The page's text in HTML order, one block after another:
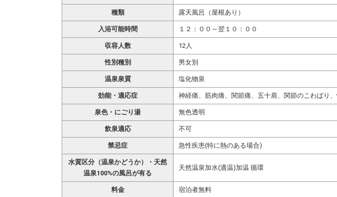
種類 露天風呂（屋根あり）
入浴可能時間 １２：００～翌１０：００
収容人数 12人
性別種別 男女別
温泉泉質 塩化物泉
効能・適応症 神経痛、筋肉痛、関節痛、五十肩、関節のこわばり
泉色・にごり湯 無色透明
飲泉適応 不可
禁忌症 急性疾患(特に熱のある場合)
水質区分（温泉かどうか）・天然
温泉100%の風呂が有る
天然温泉加水(適温)加温 循環
料金 宿泊者無料